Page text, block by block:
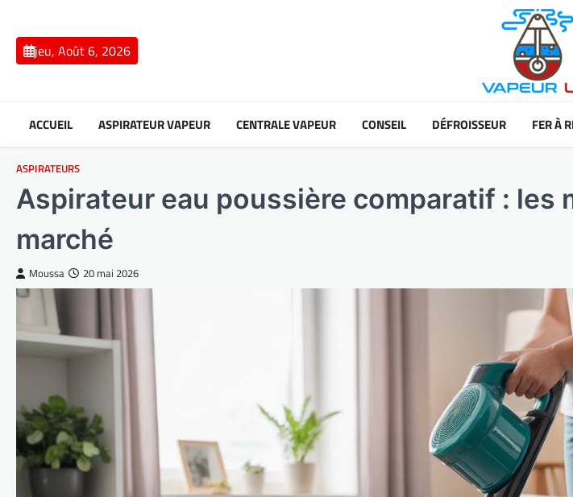
contentjeu, Août 6, 2026
ACCUEIL ASPIRATEUR VAPEUR CENTRALE VAPEUR CONSEIL DÉFROISSEUR FER À
ASPIRATEURS
Aspirateur eau poussière comparatif : les
marché
Moussa 20 mai 2026